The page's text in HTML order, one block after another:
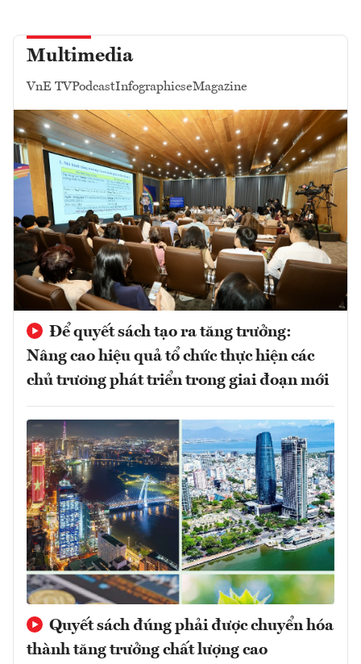
Multimedia
VnE TVPodcastInfographicseMagazine
Để quyết sách tạo ra tăng trưởng:
Nâng cao hiệu quả tổ chức thực hiện các
chủ trương phát triển trong giai đoạn mới
Quyết sách đúng phải được chuyển hóa
thành tăng trưởng chất lượng cao